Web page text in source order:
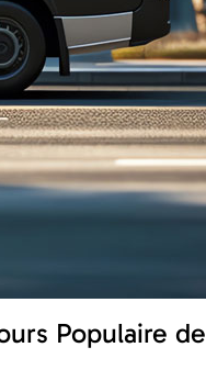
Populaire de